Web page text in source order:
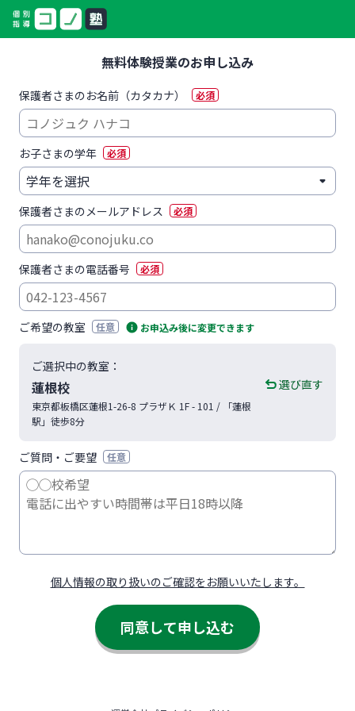
無料体験授業のお申し込み
保護者さまのお名前（カタカナ） 必須
お子さまの学年 必須
保護者さまのメールアドレス 必須
保護者さまの電話番号 必須
ご希望の教室 任意 お申込み後に変更できます
ご選択中の教室：
蓮根校
東京都板橋区蓮根1-26-8 プラザＫ 1F - 101 / 「蓮根
駅」徒歩8分
選び直す
ご質問・ご要望 任意
個人情報の取り扱いのご確認をお願いいたします。
同意して申し込む